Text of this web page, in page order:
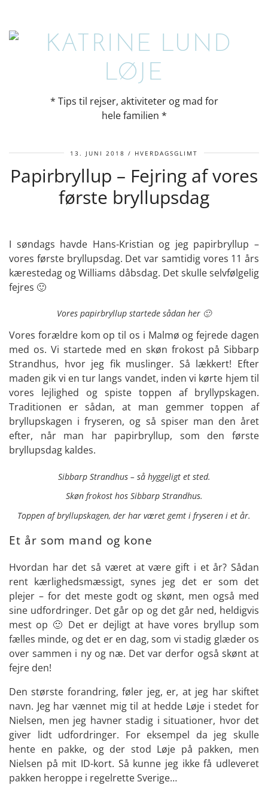
* Tips til rejser, aktiviteter og mad for
hele familien *
13. JUNI 2018 HVERDAGSGLIMT
Papirbryllup – Fejring af vores
første bryllupsdag
I søndags havde Hans-Kristian og jeg papirbryllup –
vores første bryllupsdag. Det var samtidig vores 11 års
kærestedag og Williams dåbsdag. Det skulle selvfølgelig
fejres 🙂
Vores papirbryllup startede sådan her 🙂
Vores forældre kom op til os i Malmø og fejrede dagen
med os. Vi startede med en skøn frokost på Sibbarp
Strandhus, hvor jeg fik muslinger. Så lækkert! Efter
maden gik vi en tur langs vandet, inden vi kørte hjem til
vores lejlighed og spiste toppen af bryllypskagen.
Traditionen er sådan, at man gemmer toppen af
bryllupskagen i fryseren, og så spiser man den året
efter, når man har papirbryllup, som den første
bryllupsdag kaldes.
Sibbarp Strandhus – så hyggeligt et sted.
Skøn frokost hos Sibbarp Strandhus.
Toppen af bryllupskagen, der har været gemt i fryseren i et år.
Et år som mand og kone
Hvordan har det så været at være gift i et år? Sådan
rent kærlighedsmæssigt, synes jeg det er som det
plejer – for det meste godt og skønt, men også med
sine udfordringer. Det går op og det går ned, heldigvis
mest op 🙂 Det er dejligt at have vores bryllup som
fælles minde, og det er en dag, som vi stadig glæder os
over sammen i ny og næ. Det var derfor også skønt at
fejre den!
Den største forandring, føler jeg, er, at jeg har skiftet
navn. Jeg har vænnet mig til at hedde Løje i stedet for
Nielsen, men jeg havner stadig i situationer, hvor det
giver lidt udfordringer. For eksempel da jeg skulle
hente en pakke, og der stod Løje på pakken, men
Nielsen på mit ID-kort. Så kunne jeg ikke få udleveret
pakken heroppe i regelrette Sverige…